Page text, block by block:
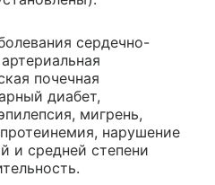
сердечно-
почечная
диабет,
мигрень,
нарушение
и средней степени